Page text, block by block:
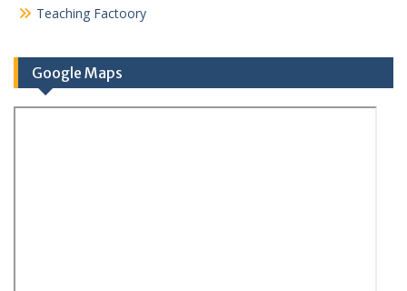
Teaching Factoory
Google Maps